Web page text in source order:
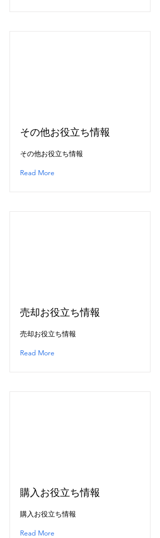
その他お役立ち情報
その他お役立ち情報
Read More
売却お役立ち情報
売却お役立ち情報
Read More
購入お役立ち情報
購入お役立ち情報
Read More